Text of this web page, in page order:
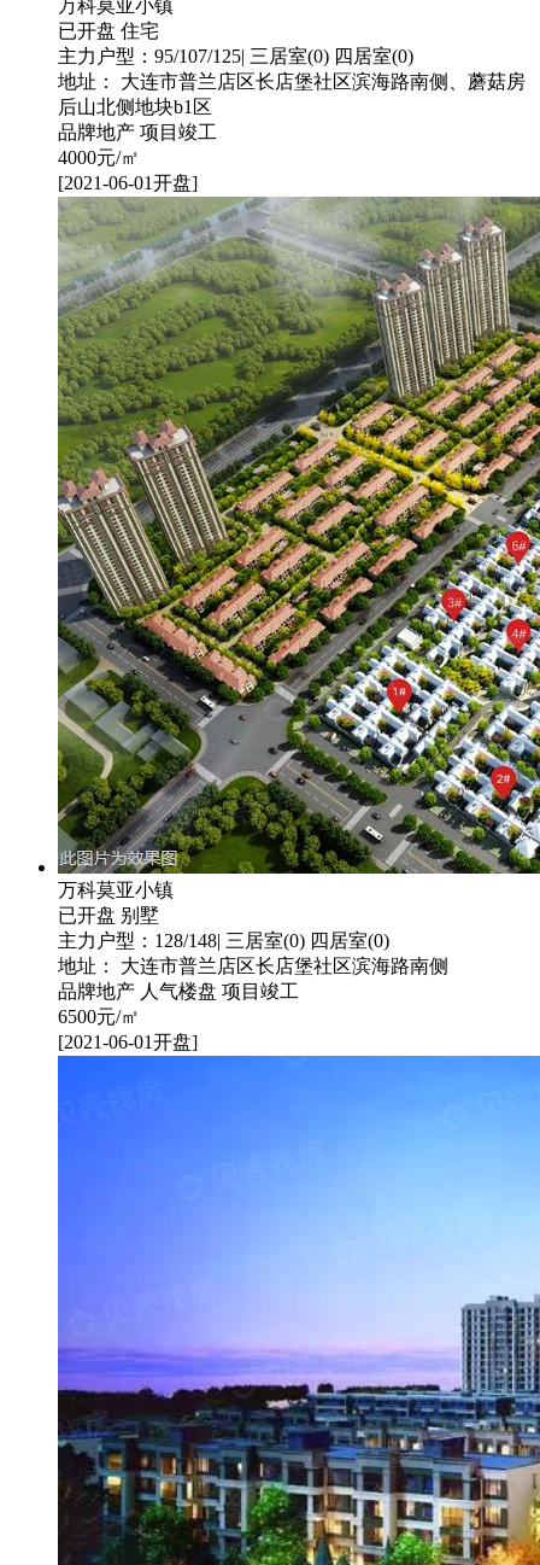
万科莫亚小镇
已开盘 住宅
主力户型：95/107/125| 三居室(0) 四居室(0)
地址： 大连市普兰店区长店堡社区滨海路南侧、蘑菇房
后山北侧地块b1区
品牌地产 项目竣工
4000元/㎡
[2021-06-01开盘]
万科莫亚小镇
已开盘 别墅
主力户型：128/148| 三居室(0) 四居室(0)
地址： 大连市普兰店区长店堡社区滨海路南侧
品牌地产 人气楼盘 项目竣工
6500元/㎡
[2021-06-01开盘]